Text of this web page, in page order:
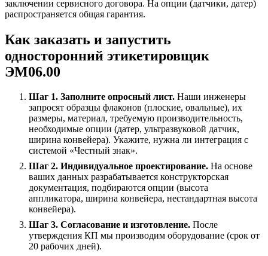
заключении сервисного договора. На опции (датчики, датер)
распространяется общая гарантия.
Как заказать и запустить
односторонний этикетировщик
ЭМ06.00
Шаг 1. Заполните опросный лист. Наши инженеры
запросят образцы флаконов (плоские, овальные), их
размеры, материал, требуемую производительность,
необходимые опции (датер, ультразвуковой датчик,
ширина конвейера). Укажите, нужна ли интеграция с
системой «Честный знак».
Шаг 2. Индивидуальное проектирование. На основе
ваших данных разрабатывается конструкторская
документация, подбираются опции (высота
аппликатора, ширина конвейера, нестандартная высота
конвейера).
Шаг 3. Согласование и изготовление. После
утверждения КП мы производим оборудование (срок от
20 рабочих дней).